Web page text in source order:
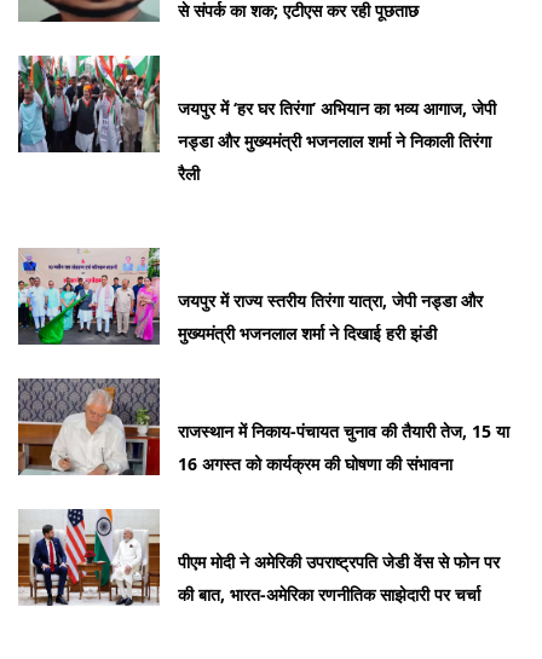
से संपर्क का शक; एटीएस कर रही पूछताछ
जयपुर में ‘हर घर तिरंगा’ अभियान का भव्य आगाज, जेपी
नड्डा और मुख्यमंत्री भजनलाल शर्मा ने निकाली तिरंगा
रैली
जयपुर में राज्य स्तरीय तिरंगा यात्रा, जेपी नड्डा और
मुख्यमंत्री भजनलाल शर्मा ने दिखाई हरी झंडी
राजस्थान में निकाय-पंचायत चुनाव की तैयारी तेज, 15 या
16 अगस्त को कार्यक्रम की घोषणा की संभावना
पीएम मोदी ने अमेरिकी उपराष्ट्रपति जेडी वेंस से फोन पर
की बात, भारत-अमेरिका रणनीतिक साझेदारी पर चर्चा